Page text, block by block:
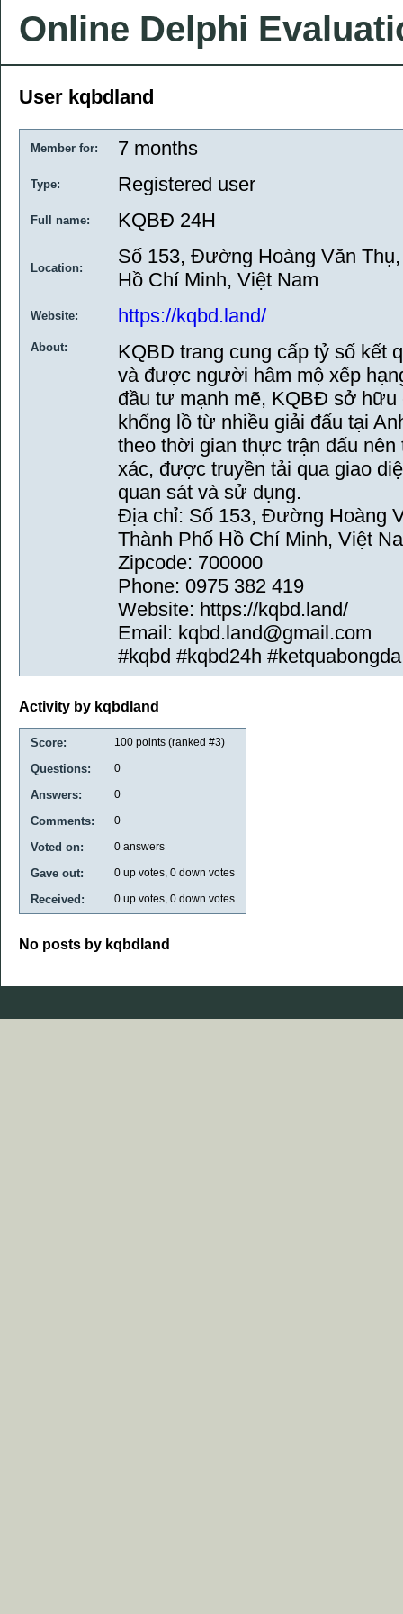
Online Delphi
User kqbdland
Member for: 7 months
Type: Registered user
Full name: KQBĐ 24H
Location:
Số 153, Đường Hoàng Văn
Hồ Chí Minh, Việt Nam
Website: https://kqbd.land/
About:
KQBD trang cung cấp tỷ số kết
và được người hâm mộ xếp
đầu tư mạnh mẽ, KQBĐ sở
khổng lồ từ nhiều giải đấu tại
theo thời gian thực trận đấu
xác, được truyền tải qua giao
quan sát và sử dụng.
Địa chỉ: Số 153, Đường Hoàng
Thành Phố Hồ Chí Minh, Việt
Zipcode: 700000
Phone: 0975 382 419
Website: https://kqbd.land/
Email: kqbd.land@gmail.com
#kqbd #kqbd24h
Activity by kqbdland
Score: 100 points (ranked #3)
Questions: 0
Answers: 0
Comments: 0
Voted on: 0 answers
Gave out: 0 up votes, 0 down votes
Received: 0 up votes, 0 down votes
No posts by kqbdland